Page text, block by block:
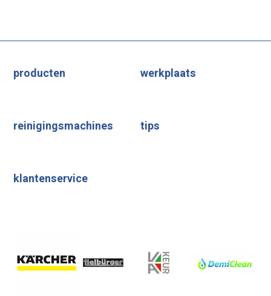
producten werkplaats
reinigingsmachines tips
klantenservice